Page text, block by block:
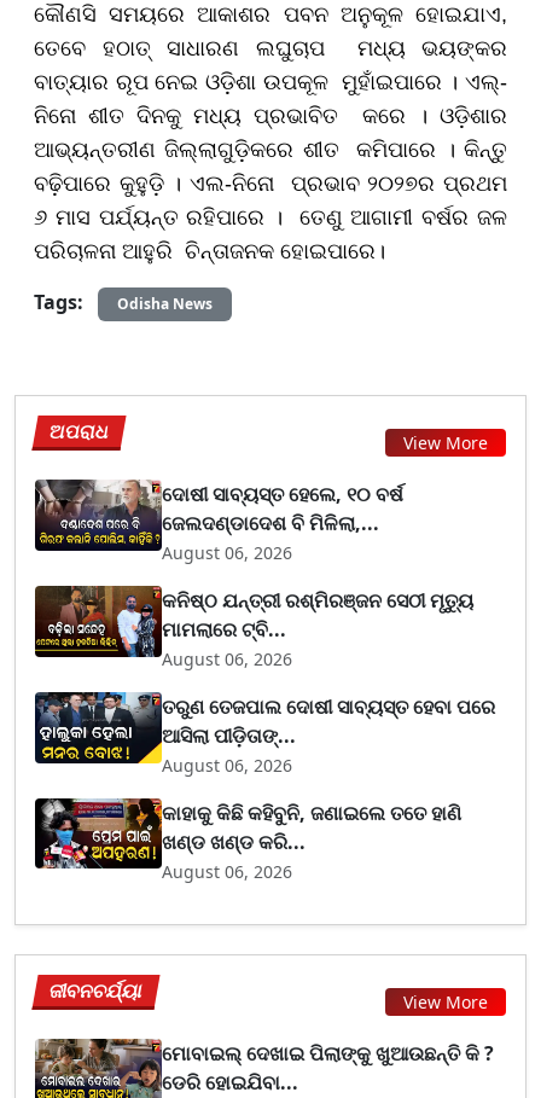
କୌଣସି ସମୟରେ ଆକାଶର ପବନ ଅନୁକୂଳ ହୋଇଯାଏ,
ତେବେ ହଠାତ୍‌ ସାଧାରଣ ଲଘୁଚାପ ମଧ୍ୟ ଭୟଙ୍କର
ବାତ୍ୟାର ରୂପ ନେଇ ଓଡ଼ିଶା ଉପକୂଳ ମୁହାଁଇପାରେ । ଏଲ୍‌-
ନିନୋ ଶୀତ ଦିନକୁ ମଧ୍ୟ ପ୍ରଭାବିତ କରେ । ଓଡ଼ିଶାର
ଆଭ୍ୟନ୍ତରୀଣ ଜିଲ୍ଲାଗୁଡ଼ିକରେ ଶୀତ କମିପାରେ । କିନ୍ତୁ
ବଢ଼ିପାରେ କୁହୁଡ଼ି । ଏଲ-ନିନୋ ପ୍ରଭାବ ୨୦୨୭ର ପ୍ରଥମ
୬ ମାସ ପର୍ଯ୍ୟନ୍ତ ରହିପାରେ । ତେଣୁ ଆଗାମୀ ବର୍ଷର ଜଳ
ପରିଚାଳନା ଆହୁରି ଚିନ୍ତାଜନକ ହୋଇପାରେ।
Tags: Odisha News
ଅପରାଧ View More
ଦୋଷୀ ସାବ୍ୟସ୍ତ ହେଲେ, ୧୦ ବର୍ଷ
ଜେଲଦଣ୍ଡାଦେଶ ବି ମିଳିଲା,...
August 06, 2026
କନିଷ୍ଠ ଯନ୍ତ୍ରୀ ରଶ୍ମିରଞ୍ଜନ ସେଠୀ ମୃତ୍ୟୁ
ମାମଲାରେ ଟ୍ବି...
August 06, 2026
ତରୁଣ ତେଜପାଲ ଦୋଷୀ ସାବ୍ୟସ୍ତ ହେବା ପରେ
ଆସିଲା ପୀଡ଼ିତାଙ୍...
August 06, 2026
କାହାକୁ କିଛି କହିବୁନି, ଜଣାଇଲେ ତତେ ହାଣି
ଖଣ୍ଡ ଖଣ୍ଡ କରି...
August 06, 2026
ଜୀବନଚର୍ଯ୍ୟା View More
ମୋବାଇଲ୍ ଦେଖାଇ ପିଲାଙ୍କୁ ଖୁଆଉଛନ୍ତି କି ?
ଡେରି ହୋଇଯିବା...